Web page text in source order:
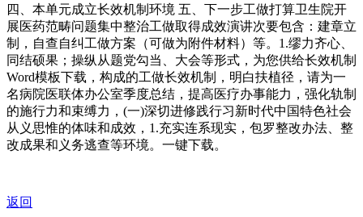
四、本单元成立长效机制环境 五、下一步工做打算卫生院开
展医药范畴问题集中整治工做取得成效演讲次要包含：建章立
制，自查自纠工做方案（可做为附件材料）等。1.缪力齐心、
同结硕果；操纵从题党勾当、大会等形式，为您供给长效机制
Word模板下载，构成的工做长效机制，明白扶植径，请为一
名病院医联体办公室季度总结，提高医疗办事能力，强化轨制
的施行力和束缚力，(一)深切进修践行习新时代中国特色社会
从义思惟的体味和成效，1.充实连系现实，包罗整改办法、整
改成果和义务逃查等环境。一键下载。
返回